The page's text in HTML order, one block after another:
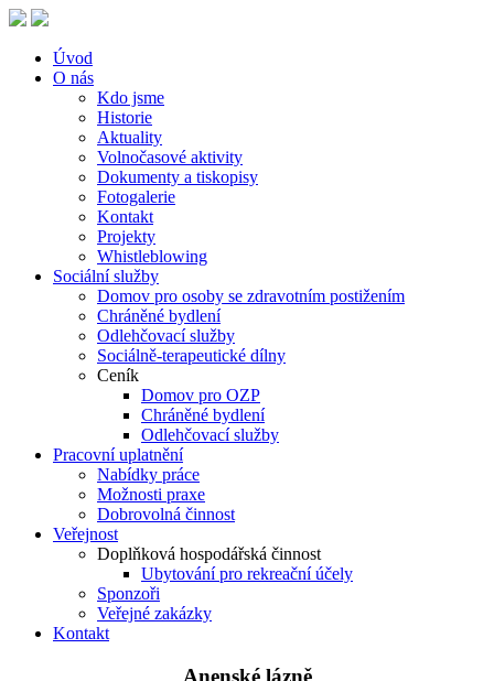
Úvod
O nás
Kdo jsme
Historie
Aktuality
Volnočasové aktivity
Dokumenty a tiskopisy
Fotogalerie
Kontakt
Projekty
Whistleblowing
Sociální služby
Domov pro osoby se zdravotním postižením
Chráněné bydlení
Odlehčovací služby
Sociálně-terapeutické dílny
Ceník
Domov pro OZP
Chráněné bydlení
Odlehčovací služby
Pracovní uplatnění
Nabídky práce
Možnosti praxe
Dobrovolná činnost
Veřejnost
Doplňková hospodářská činnost
Ubytování pro rekreační účely
Sponzoři
Veřejné zakázky
Kontakt
Anenské lázně